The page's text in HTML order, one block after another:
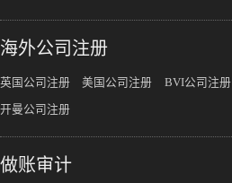
海外公司注册
英国公司注册 美国公司注册 BVI公司注册
开曼公司注册
做账审计